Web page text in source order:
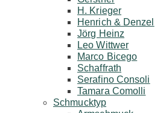
H. Krieger
Henrich & Denzel
Jörg Heinz
Leo Wittwer
Marco Bicego
Schaffrath
Serafino Consoli
Tamara Comolli
Schmucktyp